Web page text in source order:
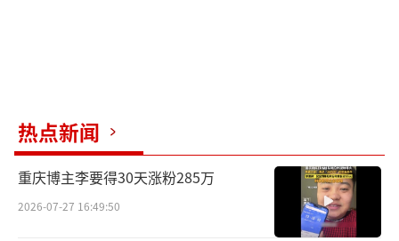
热点新闻
重庆博主李要得30天涨粉285万
2026-07-27 16:49:50